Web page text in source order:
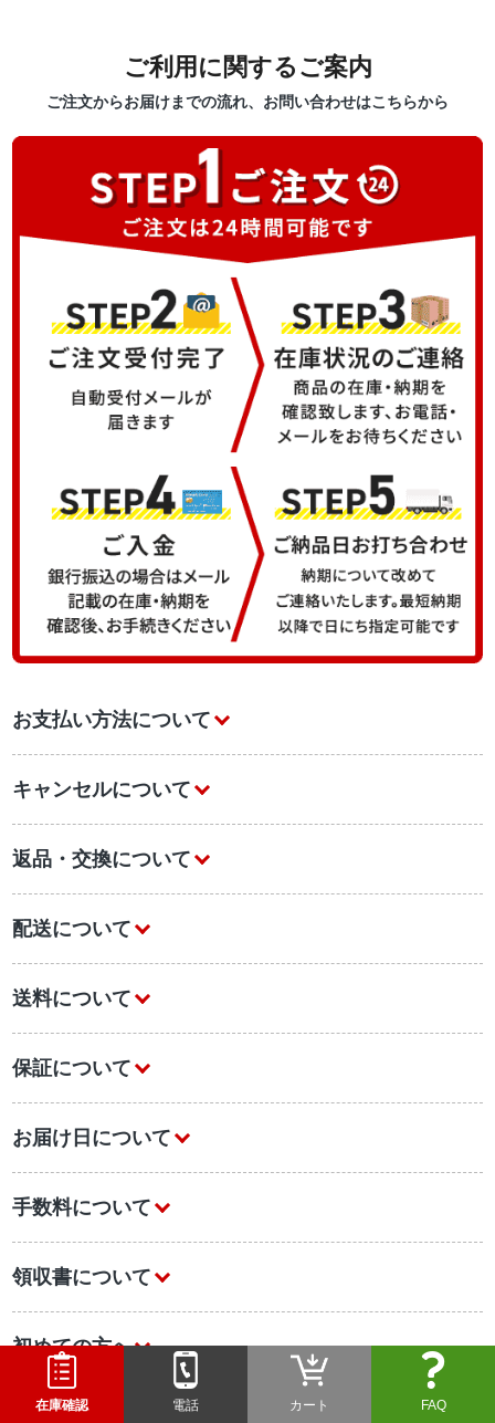
ご利用に関するご案内
ご注文からお届けまでの流れ、お問い合わせはこちらから
お支払い方法について
キャンセルについて
返品・交換について
配送について
送料について
保証について
お届け日について
手数料について
領収書について
初めての方へ
業務用エアコンについて
在庫確認 電話 カート FAQ